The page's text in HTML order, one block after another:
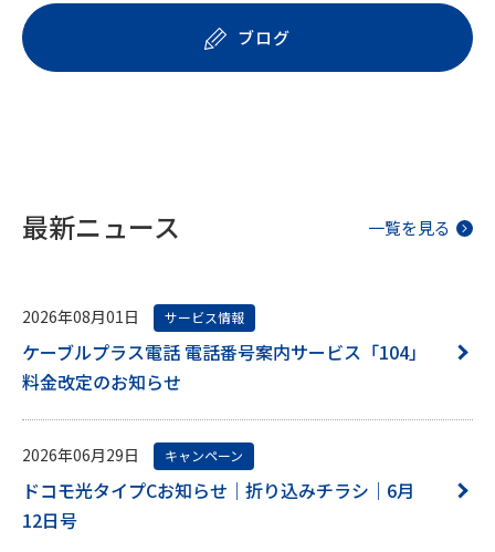
ブログ
最新ニュース 一覧を見る
2026年08月01日 サービス情報
ケーブルプラス電話 電話番号案内サービス「104」
料金改定のお知らせ
2026年06月29日 キャンペーン
ドコモ光タイプCお知らせ｜折り込みチラシ｜6月
12日号